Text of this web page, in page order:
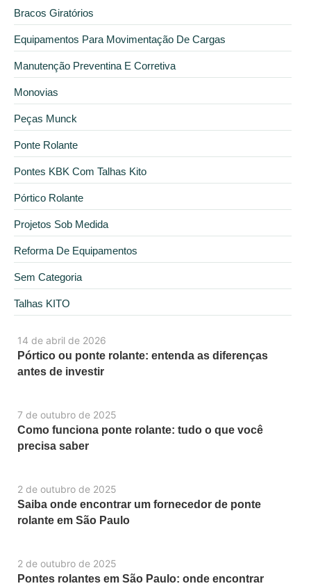
14 de abril de 2026
Pórtico ou ponte rolante: entenda as diferenças
antes de investir
7 de outubro de 2025
Como funciona ponte rolante: tudo o que você
precisa saber
2 de outubro de 2025
Saiba onde encontrar um fornecedor de ponte
rolante em São Paulo
2 de outubro de 2025
Pontes rolantes em São Paulo: onde encontrar
Bracos Giratórios
Equipamentos Para Movimentação De Cargas
Manutenção Preventina E Corretiva
Monovias
Peças Munck
Ponte Rolante
Pontes KBK Com Talhas Kito
Pórtico Rolante
Projetos Sob Medida
Reforma De Equipamentos
Sem Categoria
Talhas KITO